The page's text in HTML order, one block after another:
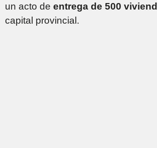
un acto de entrega de 500
capital provincial.